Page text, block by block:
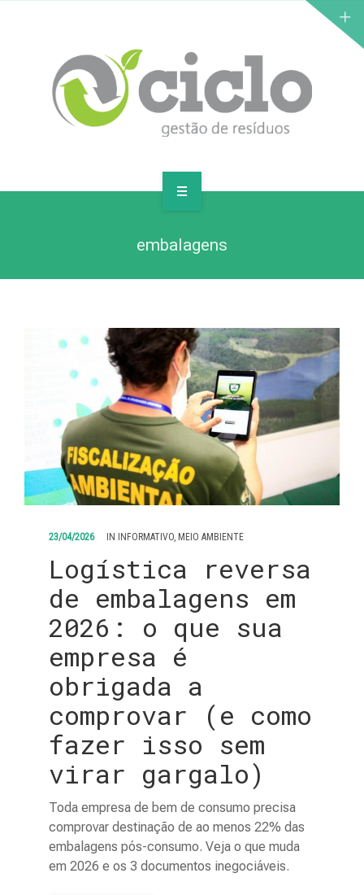
CONTATE-NOS
embalagens
23/04/2026 IN INFORMATIVO MEIO AMBIENTE
Logística reversa
de embalagens em
2026: o que sua
empresa é
obrigada a
comprovar (e como
fazer isso sem
virar gargalo)
Toda empresa de bem de consumo precisa
comprovar destinação de ao menos 22% das
embalagens pós-consumo. Veja o que muda
em 2026 e os 3 documentos inegociáveis.